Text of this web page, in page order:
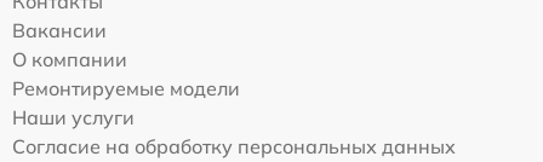
Вакансии
О компании
Ремонтируемые модели
Наши услуги
Согласие на обработку персональных данных